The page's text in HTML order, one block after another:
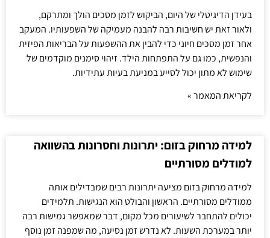
בעידן הדיגיטלי של היום, הביקוש לזמן מסכים הולך ומתרקם,
ולאור זאת יש חשיבות רבה להבנה מעמיקה של השפעותיו. המעקב
אחר זמן מסכים חיוני כדי להבין את ההשפעות על הבריאות הפיזית
והנפשית, כמו גם על התפתחות הילד. זיהוי סימנים מוקדמים של
שימוש לא מתון יכול לסייע במניעת בעיות עתידיות.
לקריאת המאמר »
למידה מרחוק בזום: יתרונות וחסרונות בהשוואה
למודלים מסורתיים
למידה מרחוק בזום מציעה יתרונות רבים שמבדילים אותה
ממודלים מסורתיים. הראשון והבולט הוא הנגישות. תלמידים
יכולים להתחבר לשיעורים מכל מקום, דבר שמאפשר גמישות רבה
יותר במערכת השעות. לא נדרש זמן נסיעה, מה שמפנה זמן נוסף